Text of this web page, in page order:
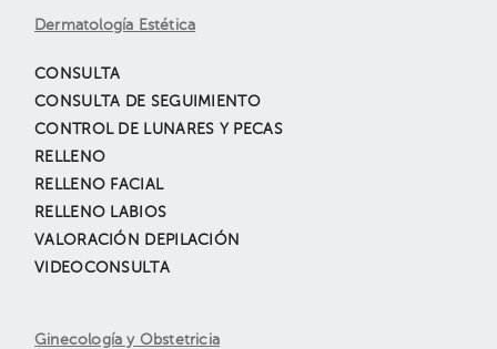
Dermatología Estética
CONSULTA
CONSULTA DE SEGUIMIENTO
CONTROL DE LUNARES Y PECAS
RELLENO
RELLENO FACIAL
RELLENO LABIOS
VALORACIÓN DEPILACIÓN
VIDEOCONSULTA
Ginecología y Obstetricia